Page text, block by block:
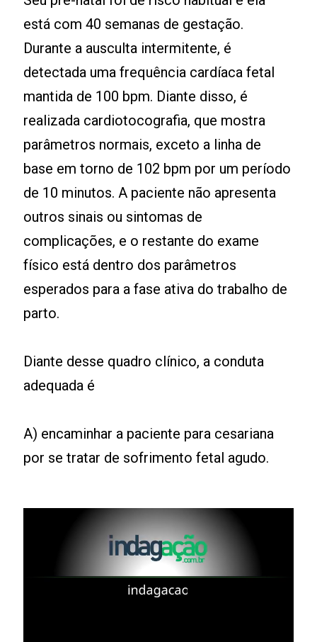
está com 40 semanas de gestação.
Durante a ausculta intermitente, é
detectada uma frequência cardíaca fetal
mantida de 100 bpm. Diante disso, é
realizada cardiotocografia, que mostra
parâmetros normais, exceto a linha de
base em torno de 102 bpm por um período
de 10 minutos. A paciente não apresenta
outros sinais ou sintomas de
complicações, e o restante do exame
físico está dentro dos parâmetros
esperados para a fase ativa do trabalho de
parto.
Diante desse quadro clínico, a conduta
adequada é
A) encaminhar a paciente para cesariana
por se tratar de sofrimento fetal agudo.